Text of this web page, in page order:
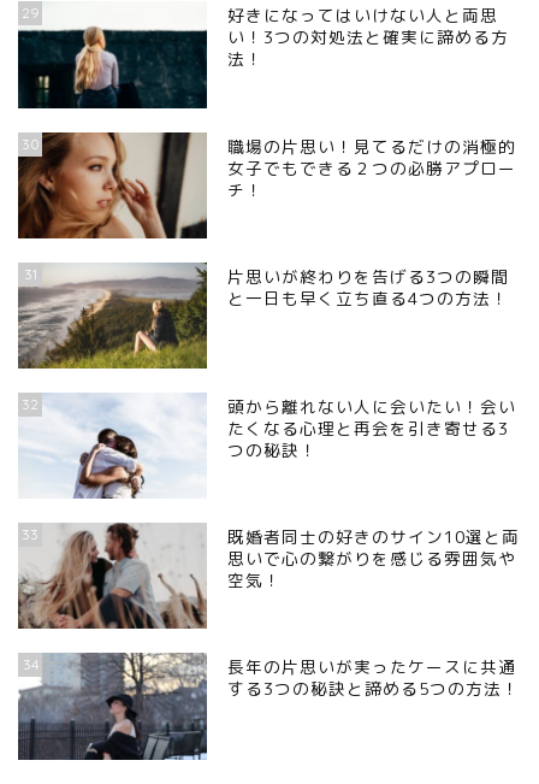
29
好きになってはいけない人と両思
い！3つの対処法と確実に諦める方
法！
30
職場の片思い！見てるだけの消極的
女子でもできる２つの必勝アプロー
チ！
31
片思いが終わりを告げる3つの瞬間
と一日も早く立ち直る4つの方法！
32
頭から離れない人に会いたい！会い
たくなる心理と再会を引き寄せる3
つの秘訣！
33
既婚者同士の好きのサイン10選と両
思いで心の繋がりを感じる雰囲気や
空気！
34
長年の片思いが実ったケースに共通
する3つの秘訣と諦める5つの方法！